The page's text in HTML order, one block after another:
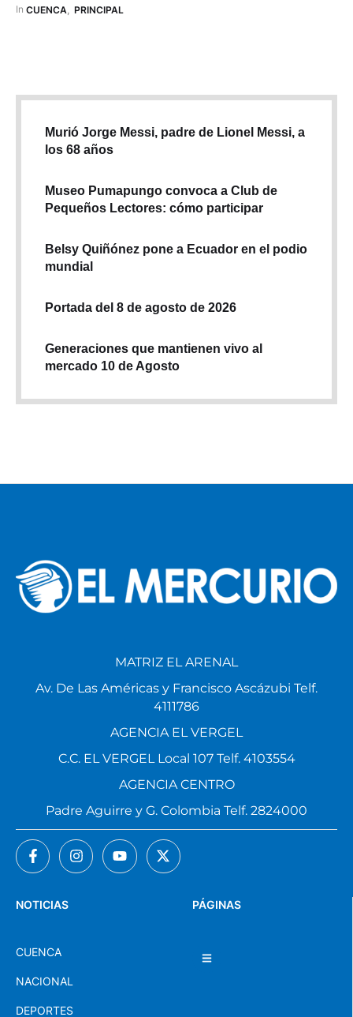
un principio, hasta la mañana de este 10 de junio de 2025, en
In CUENCA PRINCIPAL
Murió Jorge Messi, padre de Lionel Messi, a
los 68 años
Museo Pumapungo convoca a Club de
Pequeños Lectores: cómo participar
Belsy Quiñónez pone a Ecuador en el podio
mundial
Portada del 8 de agosto de 2026
Generaciones que mantienen vivo al
mercado 10 de Agosto
PÁGINAS
NOTICIAS
CUENCA
NACIONAL
DEPORTES
MATRIZ EL ARENAL
Av. De Las Américas y Francisco Ascázubi Telf.
4111786
AGENCIA EL VERGEL
C.C. EL VERGEL Local 107 Telf. 4103554
AGENCIA CENTRO
Padre Aguirre y G. Colombia Telf. 2824000